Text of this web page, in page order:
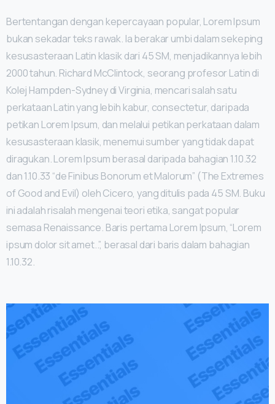
Bertentangan dengan kepercayaan popular, Lorem Ipsum
bukan sekadar teks rawak. Ia berakar umbi dalam sekeping
kesusasteraan Latin klasik dari 45 SM, menjadikannya lebih
2000 tahun. Richard McClintock, seorang profesor Latin di
Kolej Hampden-Sydney di Virginia, mencari salah satu
perkataan Latin yang lebih kabur, consectetur, daripada
petikan Lorem Ipsum, dan melalui petikan perkataan dalam
kesusasteraan klasik, menemui sumber yang tidak dapat
diragukan. Lorem Ipsum berasal daripada bahagian 1.10.32
dan 1.10.33 “de Finibus Bonorum et Malorum” (The Extremes
of Good and Evil) oleh Cicero, yang ditulis pada 45 SM. Buku
ini adalah risalah mengenai teori etika, sangat popular
semasa Renaissance. Baris pertama Lorem Ipsum, “Lorem
ipsum dolor sit amet..”, berasal dari baris dalam bahagian
1.10.32.